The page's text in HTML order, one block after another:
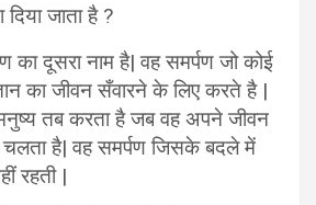
दिया जाता है ?
का दूसरा नाम है| वह समर्पण जो कोई
का जीवन सँवारने के लिए करते है |
तब करता है जब वह अपने जीवन
चलता है| वह समर्पण जिसके बदले में
रहती |